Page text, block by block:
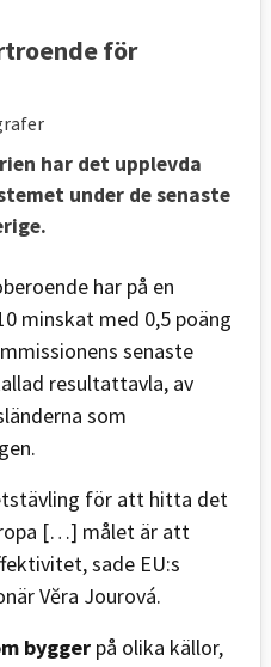
för
har det upplevda
under de senaste
har på en
minskat med 0,5 poäng
senaste
resultattavla, av
som
för att hitta det
[…] målet är att
sade EU:s
Vĕra Jourová.
bygger på olika källor,